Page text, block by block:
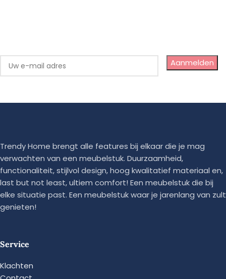
Aanmelden
Trendy Home brengt alle features bij elkaar die je mag
verwachten van een meubelstuk. Duurzaamheid,
functionaliteit, stijlvol design, hoog kwalitatief materiaal en,
last but not least, ultiem comfort! Een meubelstuk die bij
elke situatie past. Een meubelstuk waar je jarenlang van zult
genieten!
Service
Klachten